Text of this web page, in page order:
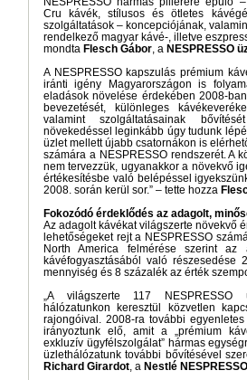
Cru kávék, stílusos és ötletes
szolgáltatások – koncepciójának,
rendelkező magyar kávé-, illetve
mondta Flesch Gábor, a NESPRESSO
A NESPRESSO kapszulás prémium
iránti igény Magyarországon is
eladások növelése érdekében 2008-
bevezetését, különleges
valamint szolgáltatásainak
növekedéssel leginkább úgy tudunk
üzlet mellett újabb csatornákon is
számára a NESPRESSO rendszerét. A
nem tervezzük, ugyanakkor a növekvő
értékesítésbe való belépéssel
2008. során kerül sor.” – tette hozza
Fokozódó érdeklődés az adagolt,
Az adagolt kávékat világszerte növekvő
lehetőségeket rejt a NESPRESSO
North America felmérése szerint
kávéfogyasztásából való
mennyiség és 8 százalék az érték
„A világszerte 117 NESPRESSO
hálózatunkon keresztül közvetlen
rajongóival. 2008-ra további
irányoztunk elő, amit a „prémium
exkluzív ügyfélszolgálat” hármas
üzlethálózatunk további bővítésével
Richard Girardot, a Nestlé